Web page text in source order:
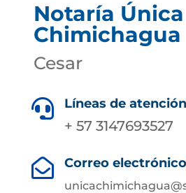
Notaría
Chimichagua
Cesar
 Líneas de
+ 57 3147693527
 Correo